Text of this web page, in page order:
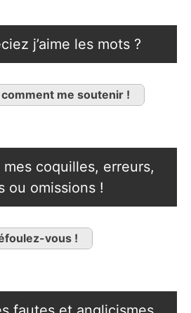
j’aime les mots ?
me soutenir !
coquilles, erreurs,
ou omissions !
vous !